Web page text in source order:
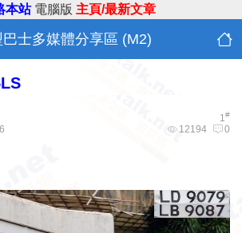
本站 電腦版 主頁/最新文章
士多媒體分享區 (M2)
1#
12194 0